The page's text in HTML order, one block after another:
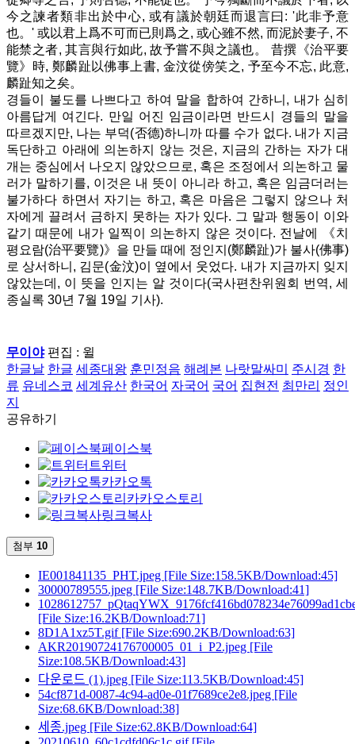
今之諫者類非出於中心, 或有議於朝廷而退言曰: '此非予意
也。' 或以君上爲不可而已則爲之, 或心雖不然, 而泥於妻子, 不
能禁之者, 其言與行如此, 故予嘗不與之議也。 昔撰《治平要
覽》時, 鄭麟趾以佛事上書, 金汶從傍笑之, 予至今不忘, 此意,
麟趾知之矣。
경들이 불도를 나쁘다고 하여 말을 합하여 간하니, 내가 심히
아름답게 여긴다. 만일 어진 임금이라면 반드시 경들의 말을
따르겠지만, 나는 부덕(否德)하니까 따를 수가 없다. 내가 지금
독단하고 아래에 의논하지 않는 것은, 지금의 간하는 자가 대
개는 중심에서 나오지 않았으므로, 혹은 조정에서 의논하고 물
러가 말하기를, 이것은 내 뜻이 아니라 하고, 혹은 임금더러는
불가하다 하면서 자기는 하고, 혹은 마음은 그렇지 않으나 처
자에게 끌려서 금하지 못하는 자가 있다. 그 말과 행동이 이와
같기 때문에 내가 일찍이 의논하지 않은 것이다. 전날에 《치
평요람(治平要覽)》을 만들 때에 정인지(鄭麟趾)가 불사(佛事)
로 상서하니, 김문(金汶)이 옆에서 웃었다. 내가 지금까지 잊지
않았는데, 이 뜻을 인지는 알 것이다(국사편찬위원회 번역, 세
종실록 30년 7월 19일 기사).
무이야 편집 : 윌ㅤ
한글날 한글 세종대왕 훈민정음 해례본 나랏말싸미 주시경 한
류 유네스코 세계유산 한국어 자국어 국어 집현전 최만리 정인
지
공유하기
페이스북
트위터
카카오톡
카카오스토리
링크복사
첨부 10
IE001841135_PHT.jpeg [File Size:158.5KB/Download:45]
30000789555.jpeg [File Size:148.7KB/Download:41]
[File Size:16.2KB/Download:71]
8D1A1xz5T.gif [File Size:690.2KB/Download:63]
AKR20190724176700005_01_i_P2.jpeg [File
Size:108.5KB/Download:43]
다운로드 (1).jpeg [File Size:113.5KB/Download:45]
54cf871d-0087-4c94-ad0e-01f7689ce2e8.jpeg [File
Size:68.6KB/Download:38]
세종.jpeg [File Size:62.8KB/Download:64]